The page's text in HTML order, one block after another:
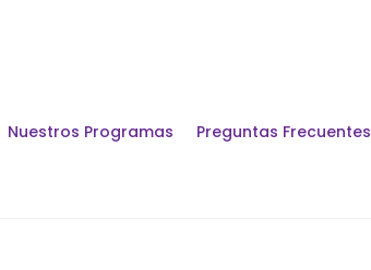
Nuestros Programas Preguntas Frecuentes